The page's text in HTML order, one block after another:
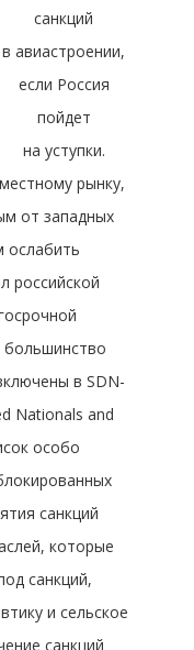
санкций
в авиастроении,
если Россия
пойдет
на уступки.
рынку,
от западных
ослабить
российской
большинство
в SDN-
Nationals and
особо
санкций
которые
санкций,
и сельское
санкций